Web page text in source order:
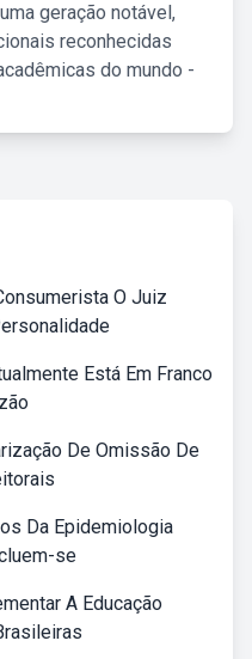
geração notável,
reconhecidas
do mundo -
O Juiz
Está Em Franco
De Omissão De
Da Epidemiologia
se
A Educação